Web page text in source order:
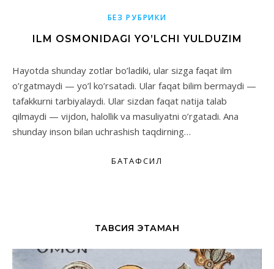
БЕЗ РУБРИКИ
ILM OSMONIDAGI YO’LCHI YULDUZIM
Hayotda shunday zotlar bo’ladiki, ular sizga faqat ilm
o’rgatmaydi — yo’l ko’rsatadi. Ular faqat bilim bermaydi —
tafakkurni tarbiyalaydi. Ular sizdan faqat natija talab
qilmaydi — vijdon, halollik va masuliyatni o’rgatadi. Ana
shunday inson bilan uchrashish taqdirning…
БАТАФСИЛ
ТАВСИЯ ЭТАМАН